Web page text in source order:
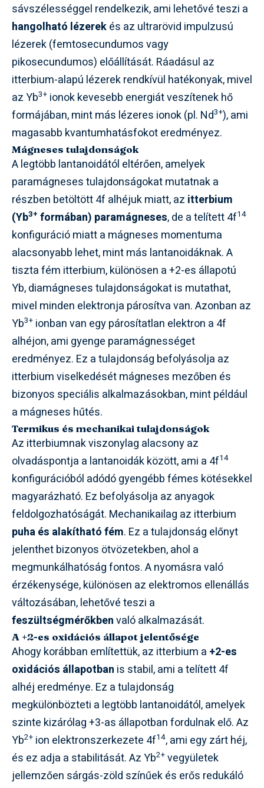
sávszélességgel rendelkezik, ami lehetővé teszi a
hangolható lézerekés az ultrarövid impulzusú
lézerek (femtosecundumos vagy
pikosecundumos) előállítását. Ráadásul az
itterbium-alapú lézerek rendkívül hatékonyak, mivel
az Yb3+ ionok kevesebb energiát veszítenek hő
formájában, mint más lézeres ionok (pl. Nd3+), ami
magasabb kvantumhatásfokot eredményez.
Mágneses tulajdonságok
A legtöbb lantanoidától eltérően, amelyek
paramágneses tulajdonságokat mutatnak a
részben betöltött 4f alhéjuk miatt, az itterbium
(Yb3+ formában) paramágneses, de a telített 4f14
konfiguráció miatt a mágneses momentuma
alacsonyabb lehet, mint más lantanoidáknak. A
tiszta fém itterbium, különösen a +2-es állapotú
Yb, diamágneses tulajdonságokat is mutathat,
mivel minden elektronja párosítva van. Azonban az
Yb3+ ionban van egy párosítatlan elektron a 4f
alhéjon, ami gyenge paramágnességet
eredményez. Ez a tulajdonság befolyásolja az
itterbium viselkedését mágneses mezőben és
bizonyos speciális alkalmazásokban, mint például
a mágneses hűtés.
Termikus és mechanikai tulajdonságok
Az itterbiumnak viszonylag alacsony az
olvadáspontja a lantanoidák között, ami a 4f14
konfigurációból adódó gyengébb fémes kötésekkel
magyarázható. Ez befolyásolja az anyagok
feldolgozhatóságát. Mechanikailag az itterbium
puha és alakítható fém. Ez a tulajdonság előnyt
jelenthet bizonyos ötvözetekben, ahol a
megmunkálhatóság fontos. A nyomásra való
érzékenysége, különösen az elektromos ellenállás
változásában, lehetővé teszi a
feszültségmérőkbenvaló alkalmazását.
A +2-es oxidációs állapot jelentősége
Ahogy korábban említettük, az itterbium a +2-es
oxidációs állapotban is stabil, ami a telített 4f
alhéj eredménye. Ez a tulajdonság
megkülönbözteti a legtöbb lantanoidától, amelyek
szinte kizárólag +3-as állapotban fordulnak elő. Az
Yb2+ ion elektronszerkezete 4f14, ami egy zárt héj,
és ez adja a stabilitását. Az Yb2+ vegyületek
jellemzően sárgás-zöld színűek és erős redukáló